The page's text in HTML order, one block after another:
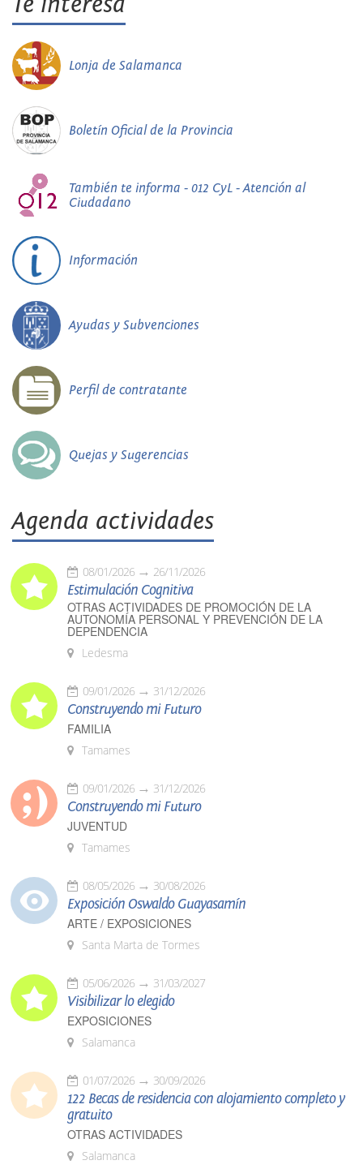
Lonja de Salamanca
Boletín Oficial de la Provincia
También te informa - 012 CyL - Atención al
Ciudadano
Información
Ayudas y Subvenciones
Perfil de contratante
Quejas y Sugerencias
Agenda actividades
08/01/2026 26/11/2026
Estimulación Cognitiva
OTRAS ACTIVIDADES DE PROMOCIÓN DE LA
AUTONOMÍA PERSONAL Y PREVENCIÓN DE LA
DEPENDENCIA
Ledesma
09/01/2026 31/12/2026
Construyendo mi Futuro
FAMILIA
Tamames
09/01/2026 31/12/2026
Construyendo mi Futuro
JUVENTUD
Tamames
08/05/2026 30/08/2026
Exposición Oswaldo Guayasamín
ARTE / EXPOSICIONES
Santa Marta de Tormes
05/06/2026 31/03/2027
Visibilizar lo elegido
EXPOSICIONES
Salamanca
01/07/2026 30/09/2026
122 Becas de residencia con alojamiento completo y
gratuito
OTRAS ACTIVIDADES
Salamanca